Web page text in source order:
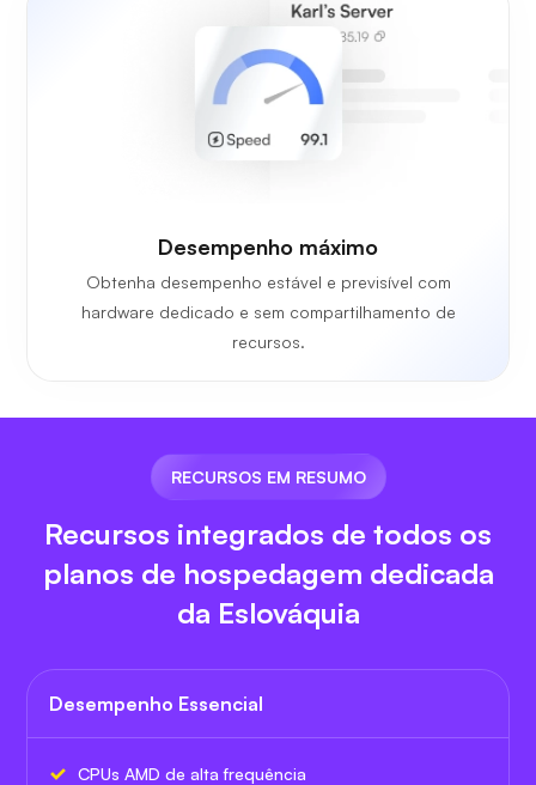
Desempenho máximo
Obtenha desempenho estável e previsível com
hardware dedicado e sem compartilhamento de
recursos.
RECURSOS EM RESUMO
Recursos integrados de todos os
planos de hospedagem dedicada
da Eslováquia
Desempenho Essencial
CPUs AMD de alta frequência